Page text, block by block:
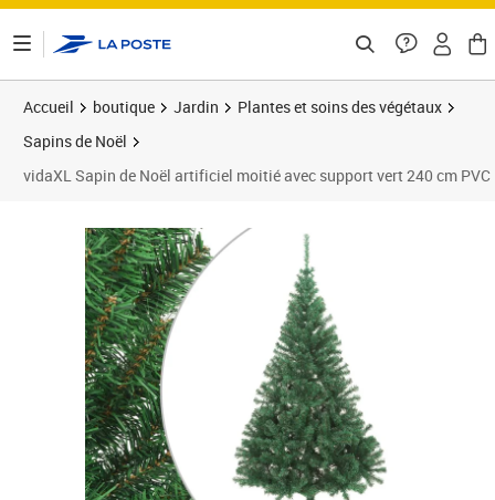
Accueil boutique Jardin
Plantes et soins des végétaux
Sapins de Noël
vidaXL Sapin de Noël artificiel moitié avec support vert 240 cm PVC